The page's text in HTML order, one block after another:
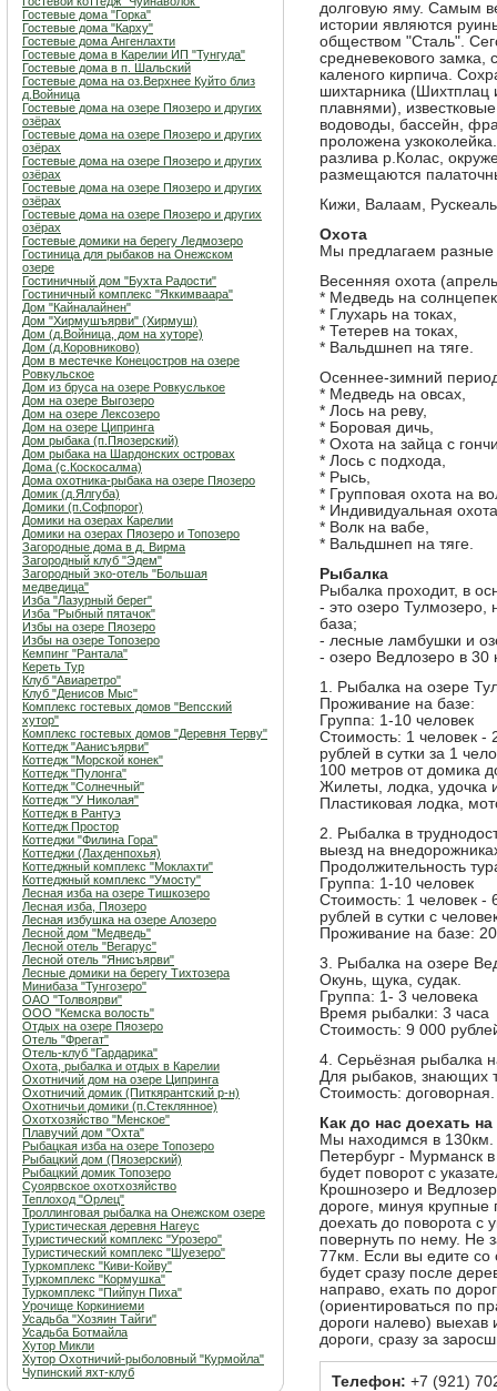
Гостевые дома "Горка"
Гостевые дома "Карху"
Гостевые дома Ангенлахти
Гостевые дома в Карелии ИП "Тунгуда"
Гостевые дома в п. Шальский
Гостевые дома на оз.Верхнее Куйто близ
д.Войница
Гостевые дома на озере Пяозеро и других
озёрах
Гостевые дома на озере Пяозеро и других
озёрах
Гостевые дома на озере Пяозеро и других
озёрах
Гостевые дома на озере Пяозеро и других
озёрах
Гостевые дома на озере Пяозеро и других
озёрах
Гостевые домики на берегу Ледмозеро
Гостиница для рыбаков на Онежском
озере
Гостиничный дом "Бухта Радости"
Гостиничный комплекс "Яккимваара"
Дом "Кайналайнен"
Дом "Хирмушъярви" (Хирмуш)
Дом (д.Войница, дом на хуторе)
Дом (д.Коровниково)
Дом в местечке Конецостров на озере
Ровкульское
Дом из бруса на озере Ровкуслькое
Дом на озере Выгозеро
Дом на озере Лексозеро
Дом на озере Ципринга
Дом рыбака (п.Пяозерский)
Дом рыбака на Шардонских островах
Дома (с.Коскосалма)
Дома охотника-рыбака на озере Пяозеро
Домик (д.Ялгуба)
Домики (п.Софпорог)
Домики на озерах Карелии
Домики на озерах Пяозеро и Топозеро
Загородные дома в д. Вирма
Загородный клуб "Эдем"
Загородный эко-отель "Большая
медведица"
Изба "Лазурный берег"
Изба "Рыбный пятачок"
Избы на озере Пяозеро
Избы на озере Топозеро
Кемпинг "Рантала"
Кереть Тур
Клуб "Авиаретро"
Клуб "Денисов Мыс"
Комплекс гостевых домов "Вепсский
хутор"
Комплекс гостевых домов "Деревня Терву"
Коттедж "Аанисъярви"
Коттедж "Морской конек"
Коттедж "Пулонга"
Коттедж "Солнечный"
Коттедж "У Николая"
Коттедж в Рантуэ
Коттедж Простор
Коттеджи "Филина Гора"
Коттеджи (Лахденпохья)
Коттеджный комплекс "Мoклахти"
Коттеджный комплекс "Умосту"
Лесная изба на озере Тишкозеро
Лесная изба, Пяозеро
Лесная избушка на озере Алозеро
Лесной дом "Медведь"
Лесной отель "Вегарус"
Лесной отель "Янисъярви"
Лесные домики на берегу Тихтозера
Минибаза "Тунгозеро"
ОАО "Толвоярви"
ООО "Кемска волость"
Отдых на озере Пяозеро
Отель "Фрегат"
Отель-клуб "Гардарика"
Охота, рыбалка и отдых в Карелии
Охотничий дом на озере Ципринга
Охотничий домик (Питкярантский р-н)
Охотничьи домики (п.Стеклянное)
Охотхозяйство "Менское"
Плавучий дом "Охта"
Рыбацкая изба на озере Топозеро
Рыбацкий дом (Пяозерский)
Рыбацкий домик Топозеро
Суоярвское охотхозяйство
Теплоход "Орлец"
Троллинговая рыбалка на Онежском озере
Туристическая деревня Нагеус
Туристический комплекс "Урозеро"
Туристический комплекс "Шуезеро"
Туркомплекс "Киви-Койву"
Туркомплекс "Кормушка"
Туркомплекс "Пийпун Пиха"
Урочище Коркиниеми
Усадьба "Хозяин Тайги"
Усадьба Ботмайла
Хутор Микли
Хутор Охотничий-рыболовный "Курмойла"
Чупинский яхт-клуб
долговую яму. Самым
истории являются
обществом "Сталь".
средневекового замка,
каленого кирпича.
шихтарника (Шихтплац
плавнями),
водоводы, бассейн,
проложена
разлива р.Колас,
размещаются
Кижи, Валаам,
Охота
Мы предлагаем разные
Весенняя охота
* Медведь на
* Глухарь на токах,
* Тетерев на токах,
* Вальдшнеп на тяге.
Осеннее-зимний
* Медведь на овсах,
* Лось на реву,
* Боровая дичь,
* Охота на зайца с
* Лось с подхода,
* Рысь,
* Групповая охота на
* Индивидуальная
* Волк на вабе,
* Вальдшнеп на тяге.
Рыбалка
Рыбалка проходит, в
- это озеро Тулмозеро,
база;
- лесные ламбушки и
- озеро Ведлозеро в 30
1. Рыбалка на озере
Проживание на базе:
Группа: 1-10 человек
Стоимость: 1 человек -
рублей в сутки за 1
100 метров от домика
Жилеты, лодка, удочка
Пластиковая лодка,
2. Рыбалка в
выезд на
Продолжительность
Группа: 1-10 человек
Стоимость: 1 человек -
рублей в сутки с
Проживание на базе:
3. Рыбалка на озере
Окунь, щука, судак.
Группа: 1- 3 человека
Время рыбалки: 3 часа
Стоимость: 9 000
4. Серьёзная рыбалка
Для рыбаков, знающих
Стоимость: договорная.
Как до нас доехать
Мы находимся в 130км.
Петербург - Мурманск
будет поворот с
Крошнозеро и
дороге, минуя крупные
доехать до поворота с
повернуть по нему. Не
77км. Если вы едите со
будет сразу после
направо, ехать по
(ориентироваться по
дороги налево) выехав
дороги, сразу за
Телефон: +7 (921)